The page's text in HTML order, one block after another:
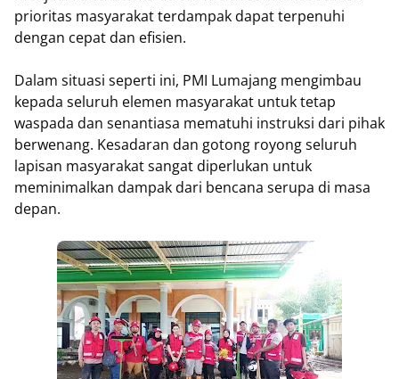
prioritas masyarakat terdampak dapat terpenuhi
dengan cepat dan efisien.
Dalam situasi seperti ini, PMI Lumajang mengimbau
kepada seluruh elemen masyarakat untuk tetap
waspada dan senantiasa mematuhi instruksi dari pihak
berwenang. Kesadaran dan gotong royong seluruh
lapisan masyarakat sangat diperlukan untuk
meminimalkan dampak dari bencana serupa di masa
depan.